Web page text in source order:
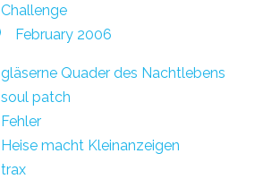
Challenge
February 2006
gläserne Quader des Nachtlebens
soul patch
Fehler
Heise macht Kleinanzeigen
trax